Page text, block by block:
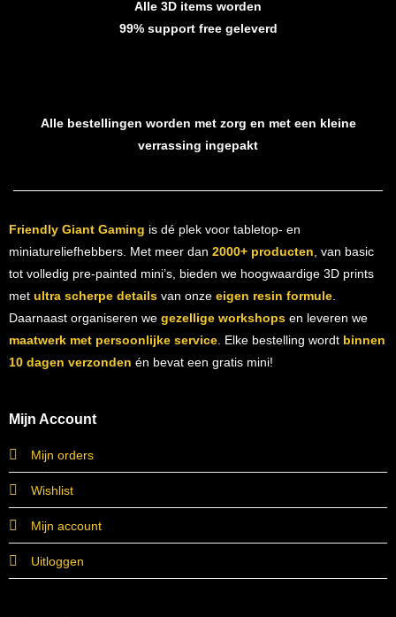
Alle 3D items worden
99% support free geleverd
Alle bestellingen worden met zorg en met een kleine
verrassing ingepakt
Friendly Giant Gaming is dé plek voor tabletop- en
miniatureliefhebbers. Met meer dan 2000+ producten , van basic
tot volledig pre-painted mini’s, bieden we hoogwaardige 3D prints
met ultra scherpe detailsvan onze eigen resin formule.
Daarnaast organiseren we gezellige workshopsen leveren we
maatwerk met persoonlijke service. Elke bestelling wordt binnen
10 dagen verzonden én bevat een gratis mini!
Mijn Account
Mijn orders
Wishlist
Mijn account
Uitloggen